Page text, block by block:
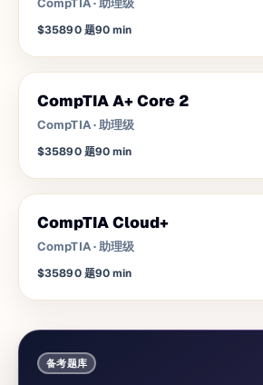
CompTIA·助理级
$35890 题90min
CompTIA A+ Core 2
CompTIA·助理级
$35890 题90min
CompTIA Cloud+
CompTIA·助理级
$35890 题90min
备考题库